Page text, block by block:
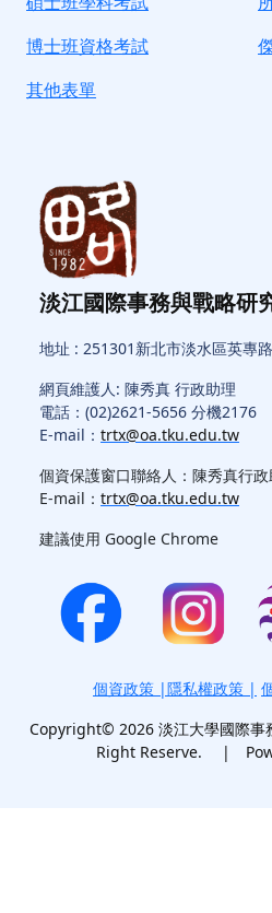
博士班資格考試
其他表單
淡江國際事務與戰略研
地址 : 251301新北市淡水區英專
網頁維護人: 陳秀真 行政助理
電話：(02)2621-5656 分機2176
E-mail： trtx@oa.tku.edu.tw
個資保護窗口聯絡人：陳秀真行
E-mail： trtx@oa.tku.edu.tw
建議使用 Google Chrome
個資政策 |隱私權政策 |
Copyright© 2026 淡江大學國際事
Right Reserve. |